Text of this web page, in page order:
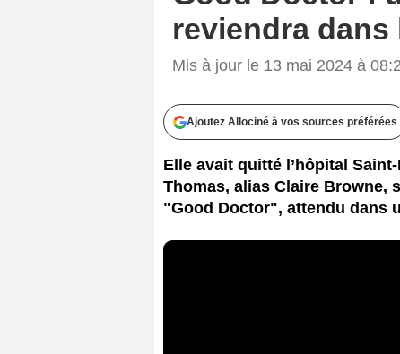
reviendra dans
Mis à jour le 13 mai 2024 à
Ajoutez Allociné à vos sources préférées
Elle avait quitté l’hôpital
Thomas, alias Claire Browne,
"Good Doctor", attendu dans